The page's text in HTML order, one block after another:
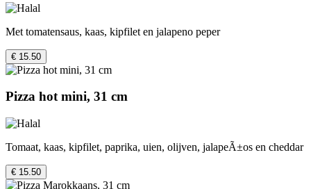
Met tomatensaus, kaas, kipfilet en jalapeno peper
€ 15.50
Pizza hot mini, 31 cm
Tomaat, kaas, kipfilet, paprika, uien, olijven, jalapeÃ±os en cheddar
€ 15.50